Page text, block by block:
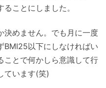
ことにしました。
決めません。でも月に一度
BMI25以下にしなければい
ことで何かしら意識して行
ています(笑)